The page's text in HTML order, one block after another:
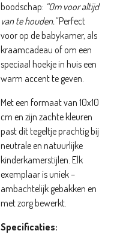
boodschap: “Om voor altijd
van te houden.”Perfect
voor op de babykamer, als
kraamcadeau of om een
speciaal hoekje in huis een
warm accent te geven.
Met een formaat van 10x10
cm en zijn zachte kleuren
past dit tegeltje prachtig bij
neutrale en natuurlijke
kinderkamerstijlen. Elk
exemplaar is uniek –
ambachtelijk gebakken en
met zorg bewerkt.
Specificaties: